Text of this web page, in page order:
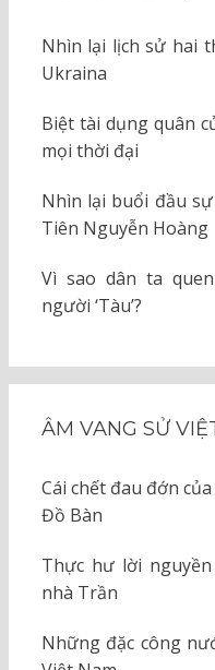
Nhìn lại lịch sử hai
Ukraina
Biệt tài dụng quân
mọi thời đại
Nhìn lại buổi đầu
Tiên Nguyễn Hoàng
Vì sao dân ta
người ‘Tàu’?
ÂM VANG SỬ
Cái chết đau đớn
Đồ Bàn
Thực hư lời
nhà Trần
Những đặc công